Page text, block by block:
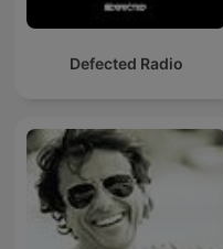
Defected Radio